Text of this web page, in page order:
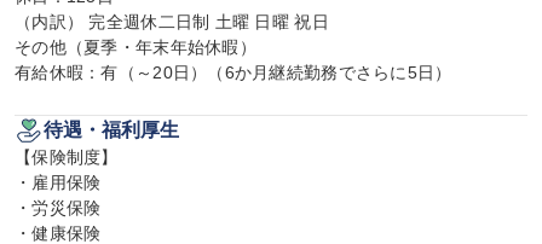
（内訳） 完全週休二日制 土曜 日曜 祝日
その他（夏季・年末年始休暇）
有給休暇：有（～20日）（6か月継続勤務でさらに5日）
待遇・福利厚生
【保険制度】
・雇用保険
・労災保険
・健康保険